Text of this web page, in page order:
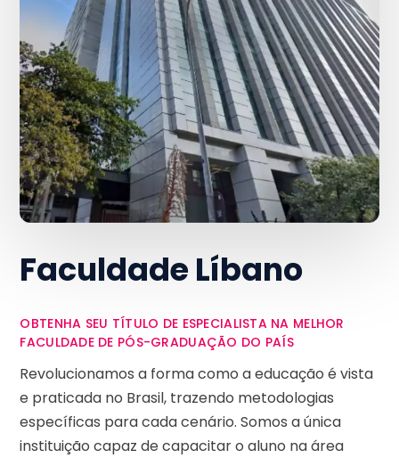
Faculdade Líbano
OBTENHA SEU TÍTULO DE ESPECIALISTA NA MELHOR
FACULDADE DE PÓS-GRADUAÇÃO DO PAÍS
Revolucionamos a forma como a educação é vista
e praticada no Brasil, trazendo metodologias
específicas para cada cenário. Somos a única
instituição capaz de capacitar o aluno na área